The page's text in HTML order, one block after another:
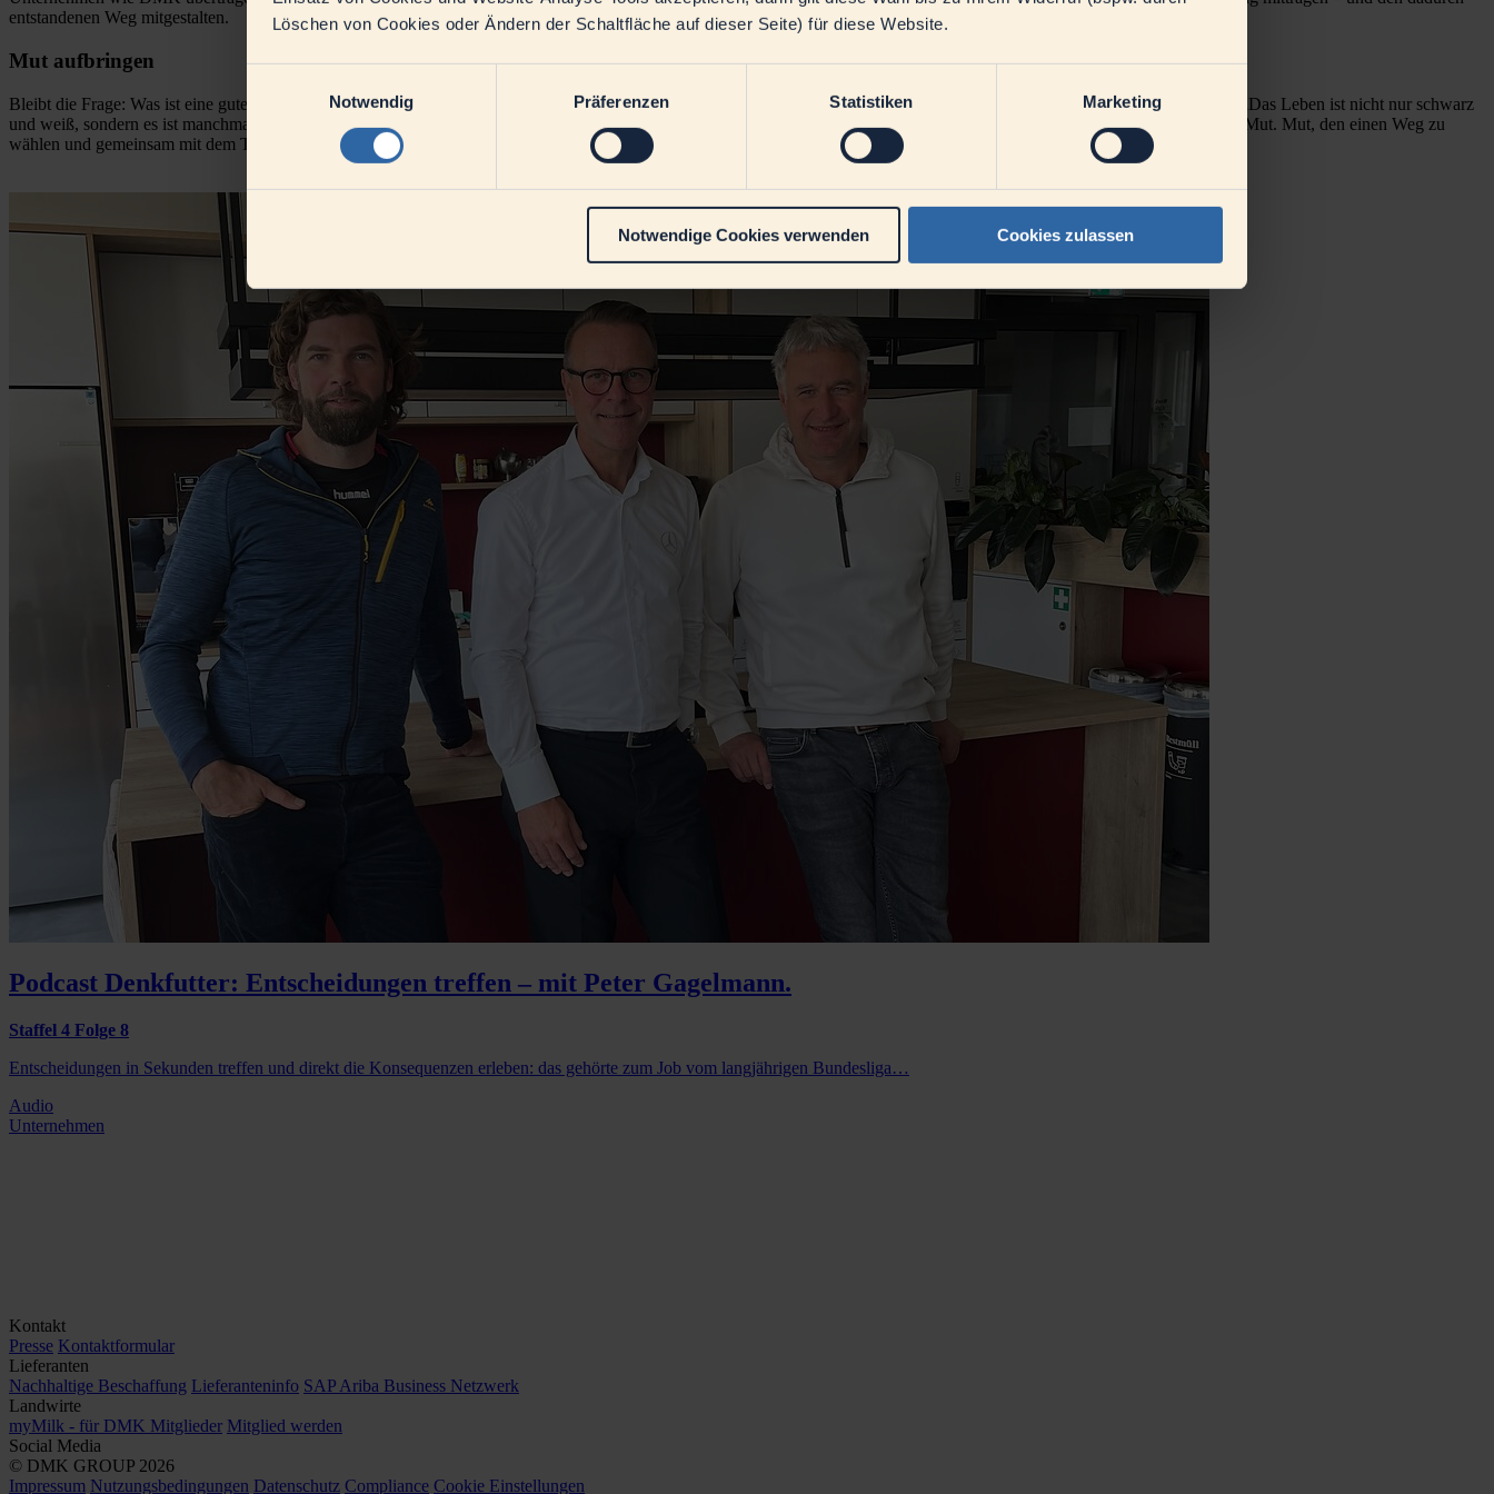
Löschen von Cookies oder Ändern der Schaltfläche auf dieser Seite) für diese Website.
Notwendig
Präferenzen Statistiken Marketing
Notwendige Cookies verwenden Cookies zulassen
entstandenen Weg mitgestalten.
Mut aufbringen
Bleibt die Frage: Was ist eine gute und was ist eine schlechte Entscheidung? Und wer entscheidet überhaupt darüber, was richtig und falsch ist? Für Peter Gagelmann steht fest: „Das Leben ist nicht nur schwarz
und weiß, sondern es ist manchmal sehr hellgrau und manchmal sehr dunkelgrau.“ Jede Entscheidung birgt Chancen und Risiken – und deshalb brauchen Entscheidungen auch Mut. Mut, den einen Weg zu
wählen und gemeinsam mit dem Team zu gestalten.
Podcast Denkfutter: Entscheidungen treffen – mit Peter Gagelmann.
Staffel 4 Folge 8
Entscheidungen in Sekunden treffen und direkt die Konsequenzen erleben: das gehörte zum Job vom langjährigen Bundesliga…
Audio
Unternehmen
Kontakt
Presse Kontaktformular
Lieferanten
Nachhaltige Beschaffung Lieferanteninfo SAP Ariba Business Netzwerk
Landwirte
myMilk - für DMK Mitglieder Mitglied werden
Social Media
© DMK GROUP 2026
Impressum Nutzungsbedingungen Datenschutz Compliance Cookie Einstellungen